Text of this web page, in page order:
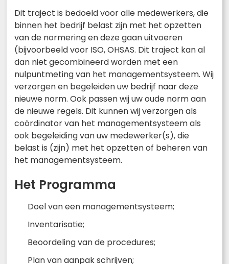
Dit traject is bedoeld voor alle medewerkers, die
binnen het bedrijf belast zijn met het opzetten
van de normering en deze gaan uitvoeren
(bijvoorbeeld voor ISO, OHSAS. Dit traject kan al
dan niet gecombineerd worden met een
nulpuntmeting van het managementsysteem. Wij
verzorgen en begeleiden uw bedrijf naar deze
nieuwe norm. Ook passen wij uw oude norm aan
de nieuwe regels. Dit kunnen wij verzorgen als
coördinator van het managementsysteem als
ook begeleiding van uw medewerker(s), die
belast is (zijn) met het opzetten of beheren van
het managementsysteem.
Het Programma
Doel van een managementsysteem;
Inventarisatie;
Beoordeling van de procedures;
Plan van aanpak schrijven;